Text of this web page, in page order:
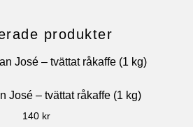
produkter
José – tvättat råkaffe (1 kg)
140 kr